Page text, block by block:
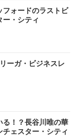
フォードのラストビ
ー・シティ
ーガ・ビジネスレ
る！？長谷川唯の華
ェスター・シティ